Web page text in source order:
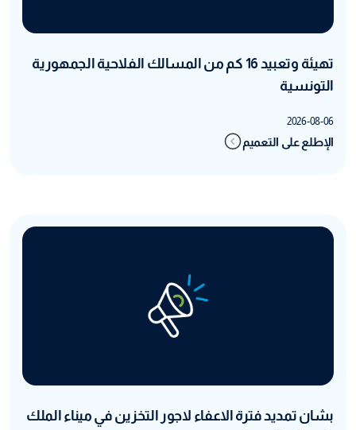
تهيئة وتعبيد 16 كم من المسالك الفلاحية الجمهورية
التونسية
2026-08-06
الإطلع على التعميم
بشان تمديد فترة الاعفاء لاجور التخزين في ميناء الملك